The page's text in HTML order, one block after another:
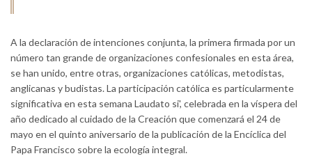
A la declaración de intenciones conjunta, la primera firmada por un
número tan grande de organizaciones confesionales en esta área,
se han unido, entre otras, organizaciones católicas, metodistas,
anglicanas y budistas. La participación católica es particularmente
significativa en esta semana Laudato si', celebrada en la víspera del
año dedicado al cuidado de la Creación que comenzará el 24 de
mayo en el quinto aniversario de la publicación de la Encíclica del
Papa Francisco sobre la ecología integral.